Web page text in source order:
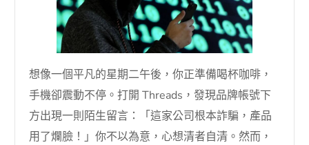
想像一個平凡的星期二午後，你正準備喝杯咖啡，
手機卻震動不停。打開 Threads，發現品牌帳號下
方出現一則陌生留言：「這家公司根本詐騙，產品
用了爛臉！」你不以為意，心想清者自清。然而，